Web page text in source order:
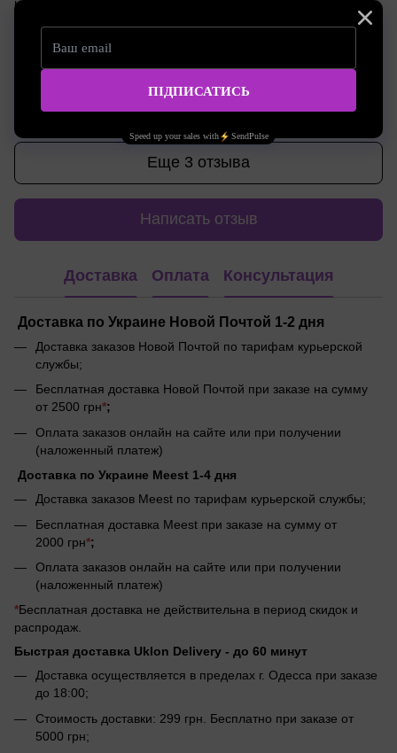
Ответить
Бабак Анастасія Ігорівна
Еще 3 отзыва
Написать отзыв
Доставка Оплата Консультация
Доставка по Украине Новой Почтой 1-2 дня
Доставка заказов Новой Почтой по тарифам курьерской
службы;
Бесплатная доставка Новой Почтой при заказе на сумму
от 2500 грн*;
Оплата заказов онлайн на сайте или при получении
(наложенный платеж)
Доставка по Украине Meest 1-4 дня
Доставка заказов Meest по тарифам курьерской службы;
Бесплатная доставка Meest при заказе на сумму от
2000 грн*;
Оплата заказов онлайн на сайте или при получении
(наложенный платеж)
*Бесплатная доставка не действительна в период скидок и
распродаж.
Быстрая доставка Uklon Delivery - до 60 минут
Доставка осуществляется в пределах г. Одесса при заказе
до 18:00;
Стоимость доставки: 299 грн. Бесплатно при заказе от
5000 грн;